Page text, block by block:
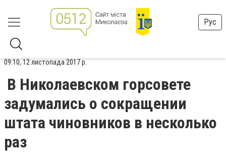
Рус
09:10, 12 листопада 2017 р.
В Николаевском горсовете
задумались о сокращении
штата чиновников в несколько
раз